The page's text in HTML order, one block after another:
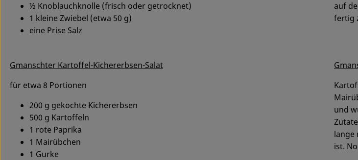
½ Knoblauchknolle (frisch oder getrocknet)
1 kleine Zwiebel (etwa 50 g)
eine Prise Salz
auf
fertig
Gmanschter Kartoffel-Kichererbsen-Salat
für etwa 8 Portionen
200 g gekochte Kichererbsen
500 g Kartoffeln
1 rote Paprika
1 Mairübchen
1 Gurke
und
lange
ist.